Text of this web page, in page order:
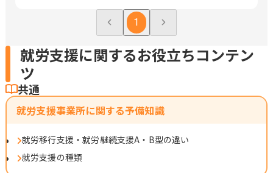
1
就労支援に関するお役立ちコンテン
ツ
共通
就労支援事業所に関する予備知識
就労移行支援・就労継続支援A・B型の違い
就労支援の種類